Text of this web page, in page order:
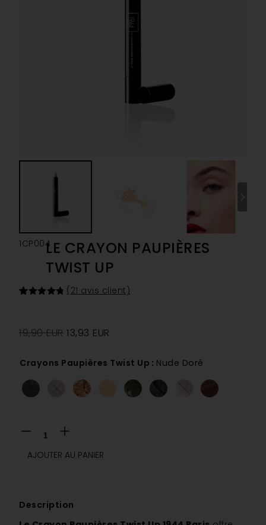
LE CRAYON PAUPIÈRES
TWIST UP
1CP004
notations
client
( 21 avis client)
19,90EUR 13,93 EUR
Description
Crayons Paupières Twist Up : Nude Doré
AJOUTER AU PANIER